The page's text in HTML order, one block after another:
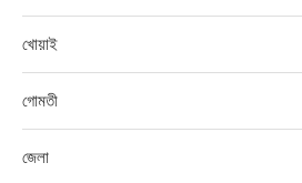
খোয়াই
গোমতী
জেলা